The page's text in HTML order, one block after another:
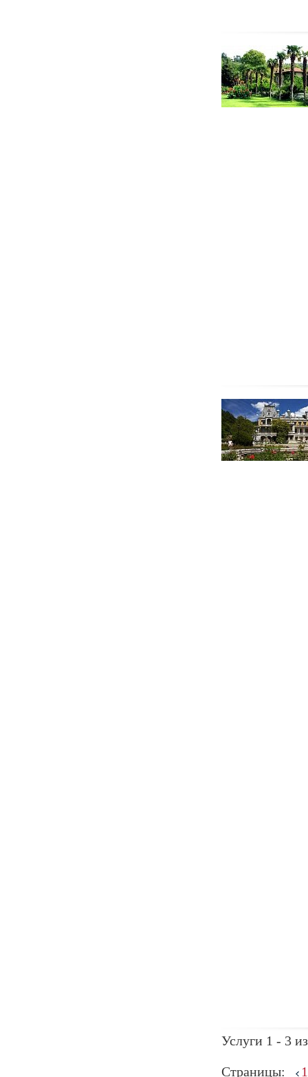
Услуги 1 - 3
Страницы: 1